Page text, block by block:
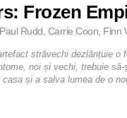
Frozen
Rudd, Carrie Coon, Finn
străvechi dezlănțuie o
noi și vechi, trebuie să-
și a salva lumea de o